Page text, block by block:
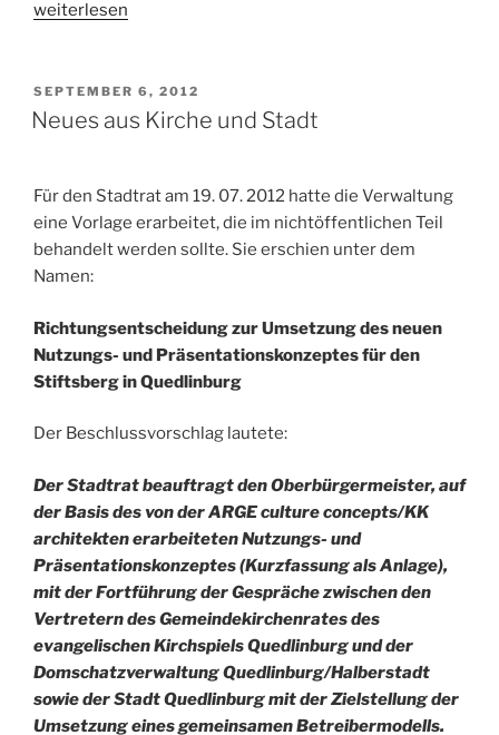
„Kulturland
und
Haushaltskonsolidierung“
weiterlesen
VERÖFFENTLICHT
AM
SEPTEMBER 6, 2012
Neues aus Kirche und Stadt
Für den Stadtrat am 19. 07. 2012 hatte die Verwaltung
eine Vorlage erarbeitet, die im nichtöffentlichen Teil
behandelt werden sollte. Sie erschien unter dem
Namen:
Richtungsentscheidung zur Umsetzung des neuen
Nutzungs- und Präsentationskonzeptes für den
Stiftsberg in Quedlinburg
Der Beschlussvorschlag lautete:
Der Stadtrat beauftragt den Oberbürgermeister, auf
der Basis des von der ARGE culture concepts/KK
architekten erarbeiteten Nutzungs- und
Präsentationskonzeptes (Kurzfassung als Anlage),
mit der Fortführung der Gespräche zwischen den
Vertretern des Gemeindekirchenrates des
evangelischen Kirchspiels Quedlinburg und der
Domschatzverwaltung Quedlinburg/Halberstadt
sowie der Stadt Quedlinburg mit der Zielstellung der
Umsetzung eines gemeinsamen Betreibermodells.